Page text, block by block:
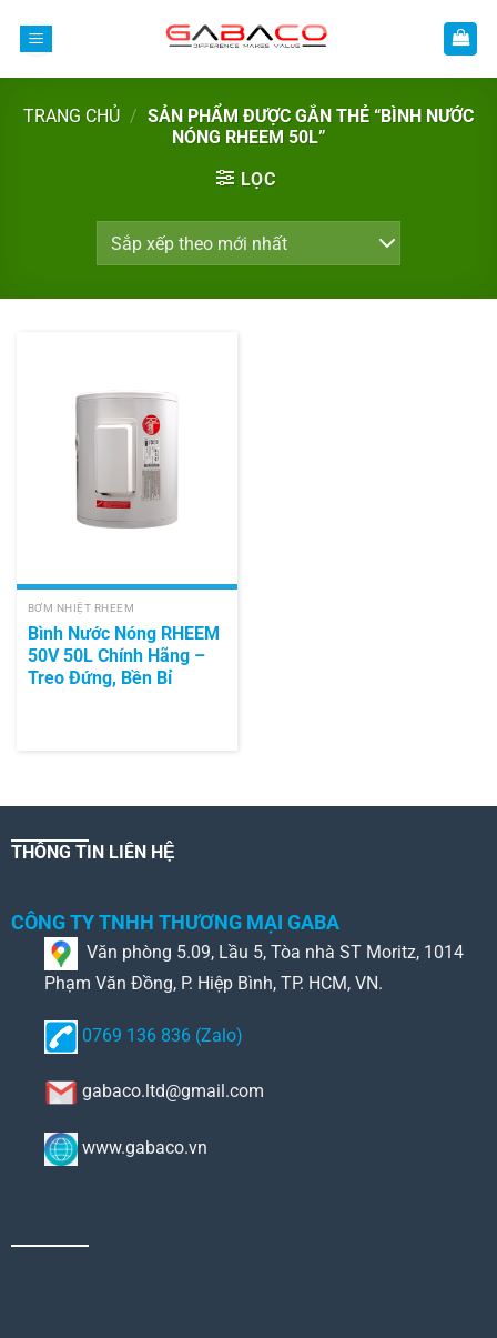
TRANG CHỦ / SẢN PHẨM ĐƯỢC GẮN THẺ “BÌNH NƯỚC
NÓNG RHEEM 50L”
LỌC
BƠM NHIỆT RHEEM
Bình Nước Nóng RHEEM
50V 50L Chính Hãng –
Treo Đứng, Bền Bỉ
THÔNG TIN LIÊN HỆ
CÔNG TY TNHH THƯƠNG MẠI GABA
Văn phòng 5.09, Lầu 5, Tòa nhà ST Moritz, 1014
Phạm Văn Đồng, P. Hiệp Bình, TP. HCM, VN.
0769 136 836 (Zalo)
gabaco.ltd@gmail.com
www.gabaco.vn